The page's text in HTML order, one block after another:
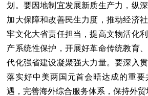
划。要因地制宜发展新质生产力，纵
加大保障和改善民生力度，推动经济
牢文化大省责任担当，提高文物活化
产系统性保护，开展好革命传统教育
代化强省建设凝聚强大力量。要深入
落实好中美两国元首会晤达成的重
遇，完善海外综合服务体系，保持外贸